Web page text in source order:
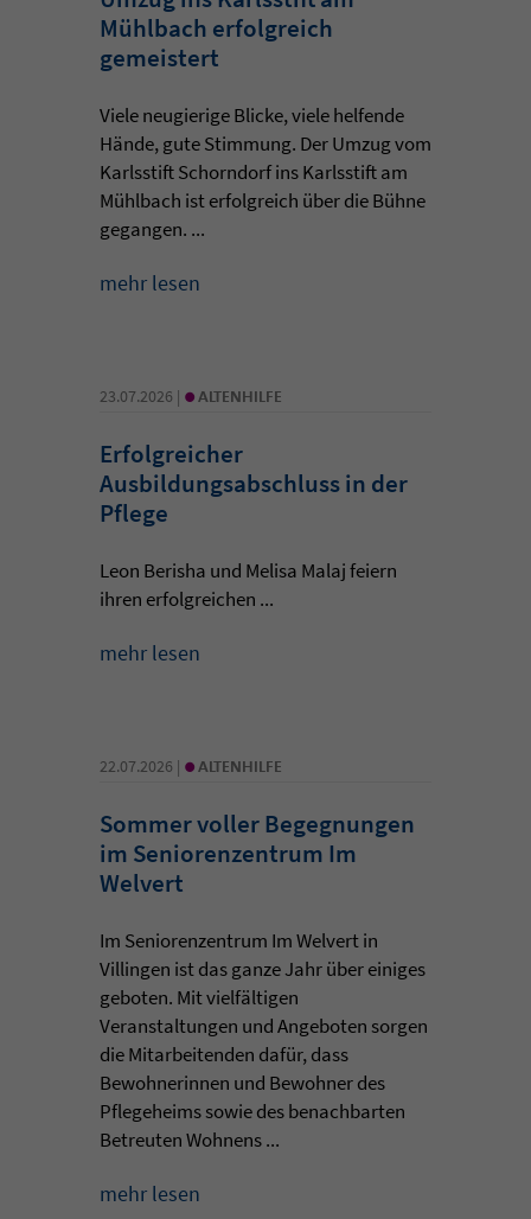
Mühlbach erfolgreich
gemeistert
Viele neugierige Blicke, viele helfende
Hände, gute Stimmung. Der Umzug vom
Karlsstift Schorndorf ins Karlsstift am
Mühlbach ist erfolgreich über die Bühne
gegangen. ...
mehr lesen
23.07.2026 | • ALTENHILFE
Erfolgreicher
Ausbildungsabschluss in der
Pflege
Leon Berisha und Melisa Malaj feiern
ihren erfolgreichen ...
mehr lesen
22.07.2026 | • ALTENHILFE
Sommer voller Begegnungen
im Seniorenzentrum Im
Welvert
Im Seniorenzentrum Im Welvert in
Villingen ist das ganze Jahr über einiges
geboten. Mit vielfältigen
Veranstaltungen und Angeboten sorgen
die Mitarbeitenden dafür, dass
Bewohnerinnen und Bewohner des
Pflegeheims sowie des benachbarten
Betreuten Wohnens ...
mehr lesen